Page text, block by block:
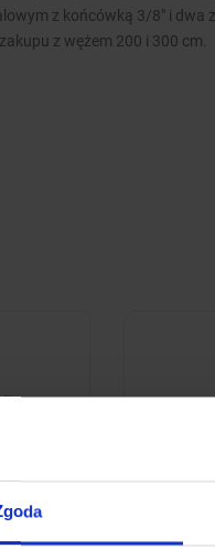
z końcówką 3/8″ i dwa
z wężem 200 i 300 cm.